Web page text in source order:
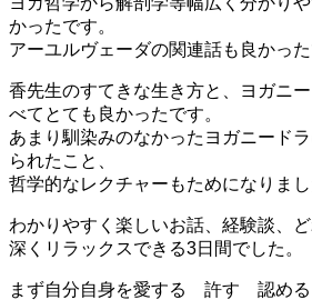
かったです。
アーユルヴェーダの関連話も良かった
香先生のすてきな生き方と、ヨガニ
べてとても良かったです。
あまり馴染みのなかったヨガニード
られたこと、
哲学的なレクチャーもためになりまし
わかりやすく楽しいお話、経験談、
深くリラックスできる3日間でした。
まず自分自身を愛する 許す 認める